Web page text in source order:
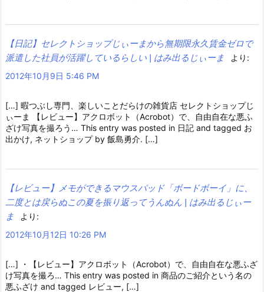
【日記】セレクトショップじぃーまから無期限永久賃金ゼロで
派遣した社員が活躍しているらしい | はみ出るじぃーま
より:
2012年10月9日 5:46 PM
[…] 暇つぶし専門、楽しいことだらけの雑貨店 セレクトショップじ
ぃーま 【レビュー】アクロボット（Acrobot）で、自由自在な悪ふ
ざけ写真を撮ろう… This entry was posted in 日記 and tagged お
出かけ, ネットショップ by 飯島勇介. […]
【レビュー】メモができるマウスパッド「ボードボーイ」に、
二度とは戻らぬこの夏を振り返ってうんぬん | はみ出るじぃー
ま
より:
2012年10月12日 10:26 PM
[…] ・【レビュー】アクロボット（Acrobot）で、自由自在な悪ふざ
け写真を撮ろ… This entry was posted in 商品のご紹介という名の
悪ふざけ and tagged レビュー, […]